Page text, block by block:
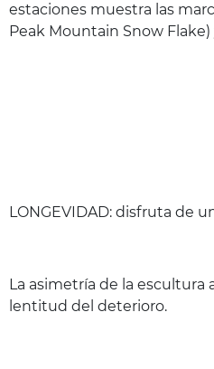
estaciones muestra las
Peak Mountain Snow Flake)
LONGEVIDAD: disfruta de
La asimetría de la escultura
lentitud del deterioro.